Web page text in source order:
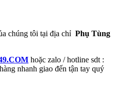
chúng tôi tại địa chỉ Phụ Tùng
hoặc zalo / hotline sdt :
nhanh giao đến tận tay quý